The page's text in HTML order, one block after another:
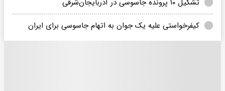
تشکیل ۱۰ پرونده جاسوسی در آذربایجان‌شرقی
کیفرخواستی علیه یک جوان به اتهام جاسوسی برای ایران